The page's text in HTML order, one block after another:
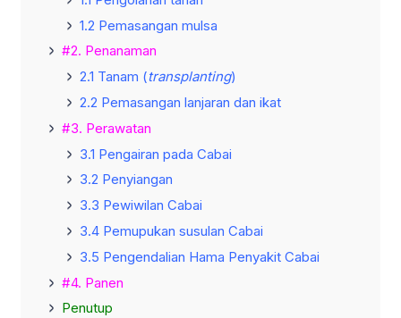
1.2 Pemasangan mulsa
#2. Penanaman
2.1 Tanam (transplanting)
2.2 Pemasangan lanjaran dan ikat
#3. Perawatan
3.1 Pengairan pada Cabai
3.2 Penyiangan
3.3 Pewiwilan Cabai
3.4 Pemupukan susulan Cabai
3.5 Pengendalian Hama Penyakit Cabai
#4. Panen
Penutup